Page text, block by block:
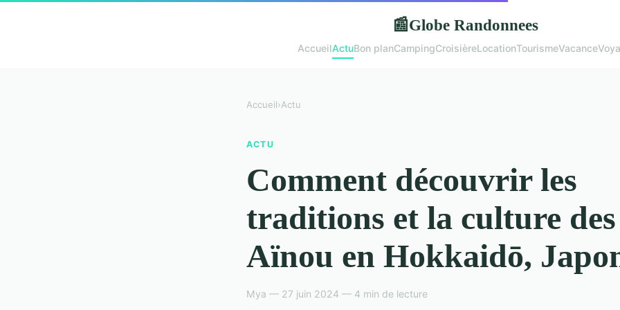
📰Globe Randonnees
AccueilActuBon planCampingCroisièreLocationTourismeVacance
Accueil›Actu
ACTU
Comment découvrir les
traditions et la culture des
Aïnou en Hokkaidō,
Mya — 27 juin 2024 — 4 min de lecture